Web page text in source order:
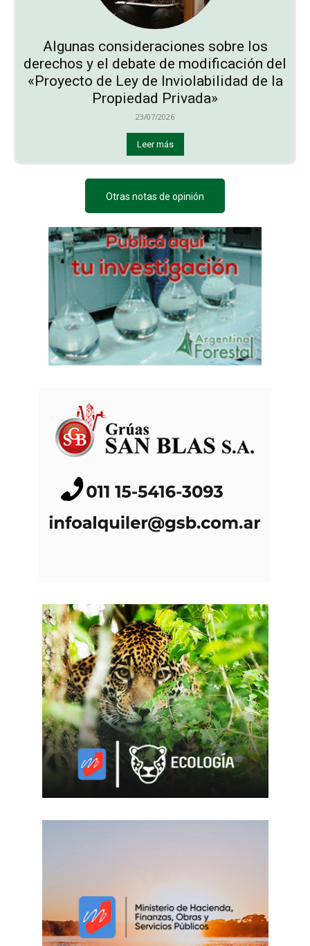
Algunas consideraciones sobre los
derechos y el debate de modificación del
«Proyecto de Ley de Inviolabilidad de la
Propiedad Privada»
23/07/2026
Leer más
Otras notas de opinión